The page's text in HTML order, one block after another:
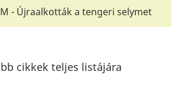
- Újraalkották a tengeri selymet
cikkek teljes listájára